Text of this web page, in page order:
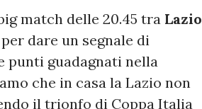
match delle 20.45 tra Lazio
dare un segnale di
punti guadagnati nella
che in casa la Lazio non
il trionfo di Coppa Italia